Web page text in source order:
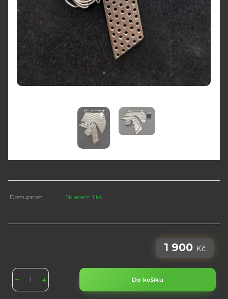
Dostupnost Skladem 1 ks
1 900 Kč
Do košíku